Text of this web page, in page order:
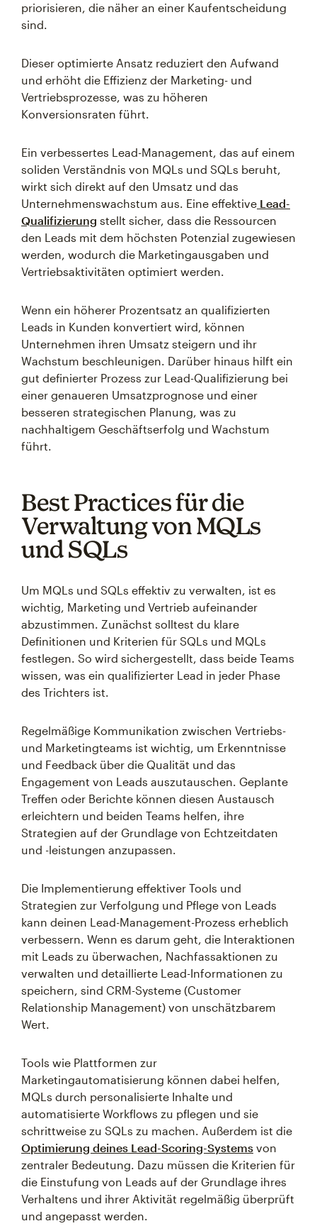
priorisieren, die näher an einer Kaufentscheidung
sind.
Dieser optimierte Ansatz reduziert den Aufwand
und erhöht die Effizienz der Marketing- und
Vertriebsprozesse, was zu höheren
Konversionsraten führt.
Ein verbessertes Lead-Management, das auf einem
soliden Verständnis von MQLs und SQLs beruht,
wirkt sich direkt auf den Umsatz und das
Unternehmenswachstum aus. Eine effektive Lead-
Qualifizierung stellt sicher, dass die Ressourcen
den Leads mit dem höchsten Potenzial zugewiesen
werden, wodurch die Marketingausgaben und
Vertriebsaktivitäten optimiert werden.
Wenn ein höherer Prozentsatz an qualifizierten
Leads in Kunden konvertiert wird, können
Unternehmen ihren Umsatz steigern und ihr
Wachstum beschleunigen. Darüber hinaus hilft ein
gut definierter Prozess zur Lead-Qualifizierung bei
einer genaueren Umsatzprognose und einer
besseren strategischen Planung, was zu
nachhaltigem Geschäftserfolg und Wachstum
führt.
Best Practices für die
Verwaltung von MQLs
und SQLs
Um MQLs und SQLs effektiv zu verwalten, ist es
wichtig, Marketing und Vertrieb aufeinander
abzustimmen. Zunächst solltest du klare
Definitionen und Kriterien für SQLs und MQLs
festlegen. So wird sichergestellt, dass beide Teams
wissen, was ein qualifizierter Lead in jeder Phase
des Trichters ist.
Regelmäßige Kommunikation zwischen Vertriebs-
und Marketingteams ist wichtig, um Erkenntnisse
und Feedback über die Qualität und das
Engagement von Leads auszutauschen. Geplante
Treffen oder Berichte können diesen Austausch
erleichtern und beiden Teams helfen, ihre
Strategien auf der Grundlage von Echtzeitdaten
und -leistungen anzupassen.
Die Implementierung effektiver Tools und
Strategien zur Verfolgung und Pflege von Leads
kann deinen Lead-Management-Prozess erheblich
verbessern. Wenn es darum geht, die Interaktionen
mit Leads zu überwachen, Nachfassaktionen zu
verwalten und detaillierte Lead-Informationen zu
speichern, sind CRM-Systeme (Customer
Relationship Management) von unschätzbarem
Wert.
Tools wie Plattformen zur
Marketingautomatisierung können dabei helfen,
MQLs durch personalisierte Inhalte und
automatisierte Workflows zu pflegen und sie
schrittweise zu SQLs zu machen. Außerdem ist die
Optimierung deines Lead-Scoring-Systems von
zentraler Bedeutung. Dazu müssen die Kriterien für
die Einstufung von Leads auf der Grundlage ihres
Verhaltens und ihrer Aktivität regelmäßig überprüft
und angepasst werden.